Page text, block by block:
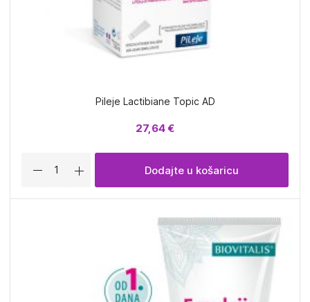
Pileje Lactibiane Topic AD
27,64 €
Dodajte u košaricu